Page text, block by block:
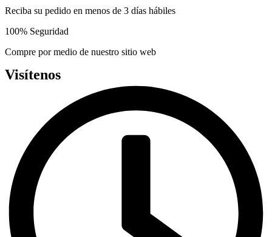
Reciba su pedido en menos de 3 días hábiles
100% Seguridad
Compre por medio de nuestro sitio web
Visítenos